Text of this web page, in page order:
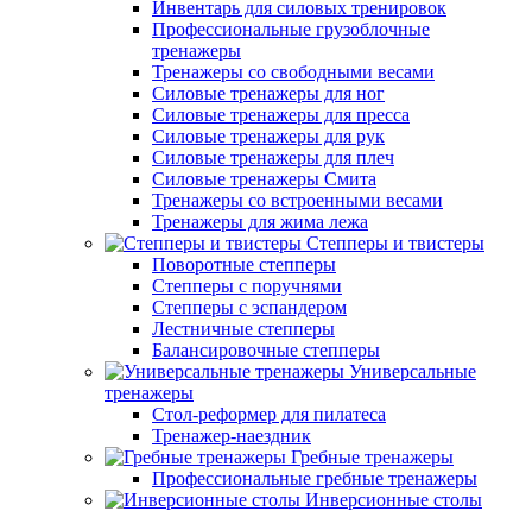
Инвентарь для силовых тренировок
Профессиональные грузоблочные
тренажеры
Тренажеры со свободными весами
Силовые тренажеры для ног
Силовые тренажеры для пресса
Силовые тренажеры для рук
Силовые тренажеры для плеч
Силовые тренажеры Смита
Тренажеры со встроенными весами
Тренажеры для жима лежа
Степперы и твистеры
Поворотные степперы
Степперы с поручнями
Степперы с эспандером
Лестничные степперы
Балансировочные степперы
Универсальные
тренажеры
Стол-реформер для пилатеса
Тренажер-наездник
Гребные тренажеры
Профессиональные гребные тренажеры
Инверсионные столы